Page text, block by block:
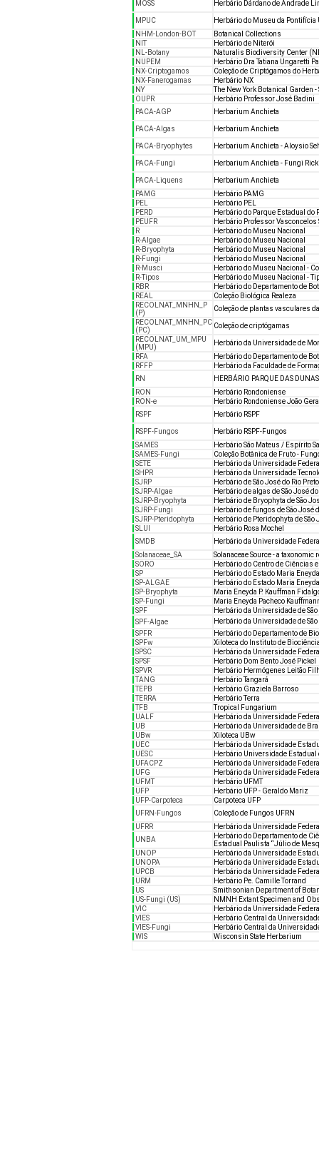
MOSS Herbário Dárdano de Andrade
MPUC
Herbário do Museu da Pontifícia
NHM-London-BOT
Botanical Collections
NIT
Herbário de Niterói
NL-Botany
Naturalis Biodiversity Center
NUPEM
Herbário Dra Tatiana Ungaretti
NX-Criptogamos
Coleção de Criptógamos do
NX-Fanerogamas
Herbário NX
NY
The New York Botanical Garden
OUPR
Herbário Professor José Badini
PACA-AGP
Herbarium Anchieta
PACA-Algas Herbarium Anchieta
PACA-Bryophytes Herbarium Anchieta - Aloysio
PACA-Fungi Herbarium Anchieta - Fungi
PACA-Liquens
Herbarium Anchieta
PAMG
Herbário PAMG
PEL
Herbário PEL
PERD
Herbário do Parque Estadual do
PEUFR
Herbário Professor Vasconcelos
R
Herbário do Museu Nacional
R-Algae
Herbário do Museu Nacional
R-Bryophyta
Herbário do Museu Nacional
R-Fungi
Herbário do Museu Nacional
R-Musci
Herbário do Museu Nacional -
R-Tipos
Herbário do Museu Nacional -
RBR
Herbário do Departamento de
REAL
Coleção Biológica Realeza
RECOLNAT_MNHN_P
(P)
Coleção de plantas vasculares
RECOLNAT_MNHN_PC
(PC)
Coleção de criptógamas
RECOLNAT_UM_MPU
(MPU)
Herbário da Universidade de
RFA
Herbário do Departamento de
RFFP
Herbário da Faculdade de
RN
HERBÁRIO PARQUE DAS DUNAS
RON
Herbário Rondoniense
RON-e
Herbário Rondoniense João
RSPF
Herbário RSPF
RSPF-Fungos
Herbário RSPF-Fungos
SAMES
Herbário São Mateus / Espírito
SAMES-Fungi
Coleção Botânica de Fruto -
SETE
Herbário da Universidade
SHPR
Herbário da Universidade
SJRP
Herbário de São José do Rio Preto
SJRP-Algae
Herbário de algas de São José do
SJRP-Bryophyta
Herbário de Bryophyta de São
SJRP-Fungi
Herbário de fungos de São José
SJRP-Pteridophyta
Herbário de Pteridophyta de São
SLUI
Herbário Rosa Mochel
SMDB
Herbário da Universidade
Solanaceae_SA
Solanaceae Source - a
SORO
Herbário do Centro de Ciências
SP
Herbário do Estado Maria
SP-ALGAE
Herbário do Estado Maria
SP-Bryophyta
Maria Eneyda P. Kauffman
SP-Fungi
Maria Eneyda Pacheco
SPF
Herbário da Universidade de São
SPF-Algae
Herbário da Universidade de São
SPFR
Herbário do Departamento de
SPFw
Xiloteca do Instituto de
SPSC
Herbário da Universidade
SPSF
Herbário Dom Bento José Pickel
SPVR
Herbário Hermógenes Leitão
TANG
Herbário Tangará
TEPB
Herbário Graziela Barroso
TERRA
Herbário Terra
TFB
Tropical Fungarium
UALF
Herbário da Universidade
UB
Herbário da Universidade de
UBw
Xiloteca UBw
UEC
Herbário da Universidade
UESC
Herbário Universidade Estadual
UFACPZ
Herbário da Universidade
UFG
Herbário da Universidade
UFMT
Herbário UFMT
UFP
Herbário UFP - Geraldo Mariz
UFP-Carpoteca
Carpoteca UFP
UFRN-Fungos
Coleção de Fungos UFRN
UFRR
Herbário da Universidade
UNBA
Herbário do Departamento de
Estadual Paulista “Júlio de
UNOP
Herbário da Universidade
UNOPA
Herbário da Universidade
UPCB
Herbário da Universidade
URM
Herbário Pe. Camille Torrand
US
Smithsonian Department of
US-Fungi (US)
NMNH Extant Specimen and
VIC
Herbário da Universidade
VIES
Herbário Central da
VIES-Fungi
Herbário Central da
WIS
Wisconsin State Herbarium